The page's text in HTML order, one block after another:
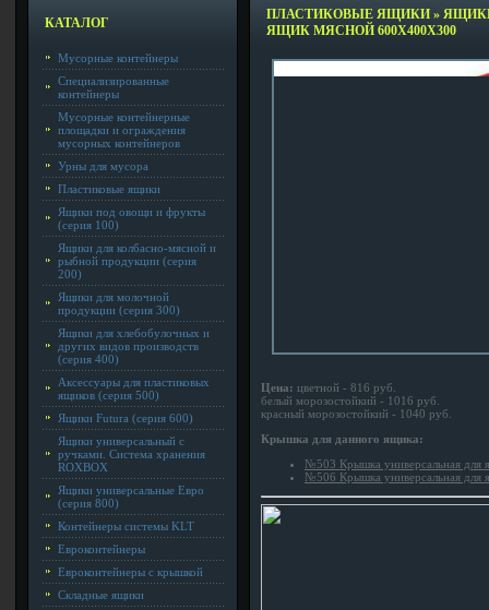
КАТАЛОГ
Мусорные контейнеры
Специализированные
контейнеры
Мусорные контейнерные
площадки и ограждения
мусорных контейнеров
Урны для мусора
Пластиковые ящики
Ящики под овощи и фрукты
(серия 100)
Ящики для колбасно-мясной и
рыбной продукции (серия
200)
Ящики для молочной
продукции (серия 300)
Ящики для хлебобулочных и
других видов производств
(серия 400)
Аксессуары для пластиковых
ящиков (серия 500)
Ящики Futura (серия 600)
Ящики универсальный с
ручками. Система хранения
ROXBOX
Ящики универсальные Евро
(серия 800)
Контейнеры системы KLT
Евроконтейнеры
Евроконтейнеры с крышкой
Складные ящики
ПЛАСТИКОВЫЕ ЯЩИКИ »
ЯЩИК МЯСНОЙ 600Х400Х300
Цена: цветной - 816 руб.
белый морозостойкий - 1016 руб.
красный морозостойкий - 1040 руб.
Крышка для данного ящика:
№503 Крышка универсальная для
№506 Крышка универсальная для